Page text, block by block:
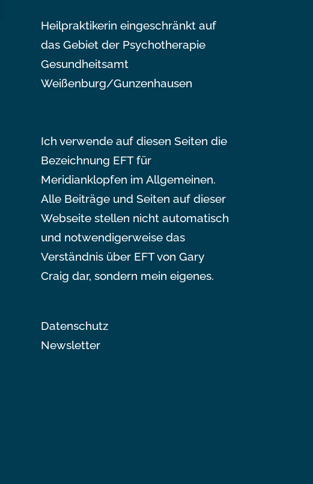
Heilpraktikerin eingeschränkt auf
das Gebiet der Psychotherapie
Gesundheitsamt
Weißenburg/Gunzenhausen
Ich verwende auf diesen Seiten die
Bezeichnung EFT für
Meridianklopfen im Allgemeinen.
Alle Beiträge und Seiten auf dieser
Webseite stellen nicht automatisch
und notwendigerweise das
Verständnis über EFT von Gary
Craig dar, sondern mein eigenes.
Datenschutz
Newsletter